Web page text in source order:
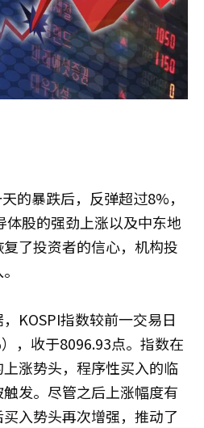
的暴跌后，反弹超过8%，
股的强劲上涨以及中东地
了投资者的信心，机构投
KOSPI指数较前一交易日
，收于8096.93点。指数在
涨势头，程序性买入的临
发。尽管之后上涨幅度有
入势头再次增强，推动了